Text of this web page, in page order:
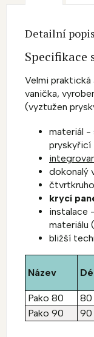
Detailní
Specifikace
Velmi
vanička,
(vyztužen
materiál -
pryskyřicí
dokonalý
krycí
instalace
materiálu
bližší
Název
Pako 80 80
Pako 90
90